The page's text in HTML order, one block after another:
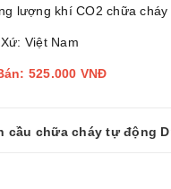
lượng khí CO2 chữa cháy
Việt Nam
525.000 VNĐ
cầu chữa cháy tự động